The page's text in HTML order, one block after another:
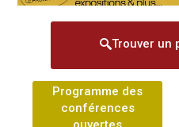
Trouver un
Programme des
conférences